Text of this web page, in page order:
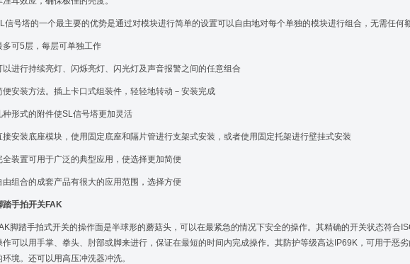
信号塔的一个最主要的优势是通过对模块进行简单的设置可以自由地对每个单独的模块进行组合，无需任何
多可5层，每层可单独工作
以进行持续亮灯、闪烁亮灯、闪光灯及声音报警之间的任意组合
便安装方法。插上卡口式组装件，轻轻地转动－安装完成
种形式的附件使SL信号塔更加灵活
接安装底座模块，使用固定底座和隔片管进行支架式安装，或者使用固定托架进行壁挂式安装
全装置可用于广泛的典型应用，使选择更加简便
由组合的成套产品有很大的应用范围，选择方便
踏手拍开关FAK
脚踏手拍式开关的操作面是半球形的蘑菇头，可以在最紧急的情况下安全的操作。其精确的开关状态符合
作可以用手掌、拳头、肘部或脚来进行，保证在最短的时间内完成操作。其防护等级高达IP69K，可用于恶
环境。还可以用高压冲洗器冲洗。